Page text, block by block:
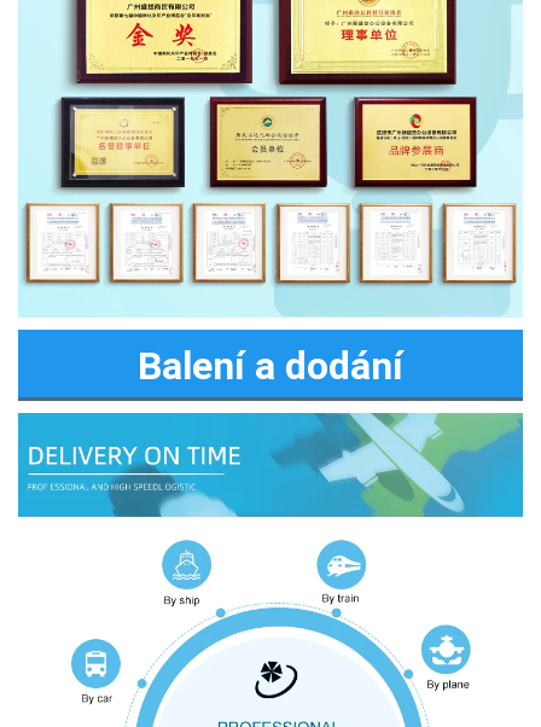
Balení a dodání